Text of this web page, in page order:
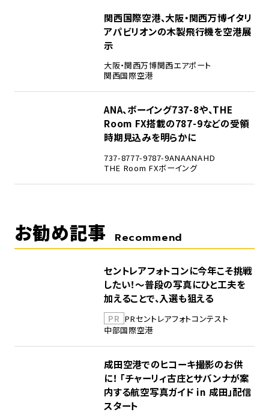
関西国際空港、大阪・関西万博イタリ
アパビリオンの木製飛行機を空港展
示
大阪・関西万博関西エアポート
関西国際空港
ANA、ボーイング737-8や、THE
Room FX搭載の787-9などの受領
時期見込みを明らかに
737-8777-9787-9ANAANAHD
THE Room FXボーイング
お勧め記事 Recommend
セントレアフォトコンに今年こそ挑戦
したい！～普段の写真にひと工夫を
加えることで、入選も狙える
PR PRセントレアフォトコンテスト
中部国際空港
成田空港でのヒコーキ撮影のお供
に！ 「チャーリィ古庄とサバンナが案
内する航空写真ガイド in 成田」配信
スタート